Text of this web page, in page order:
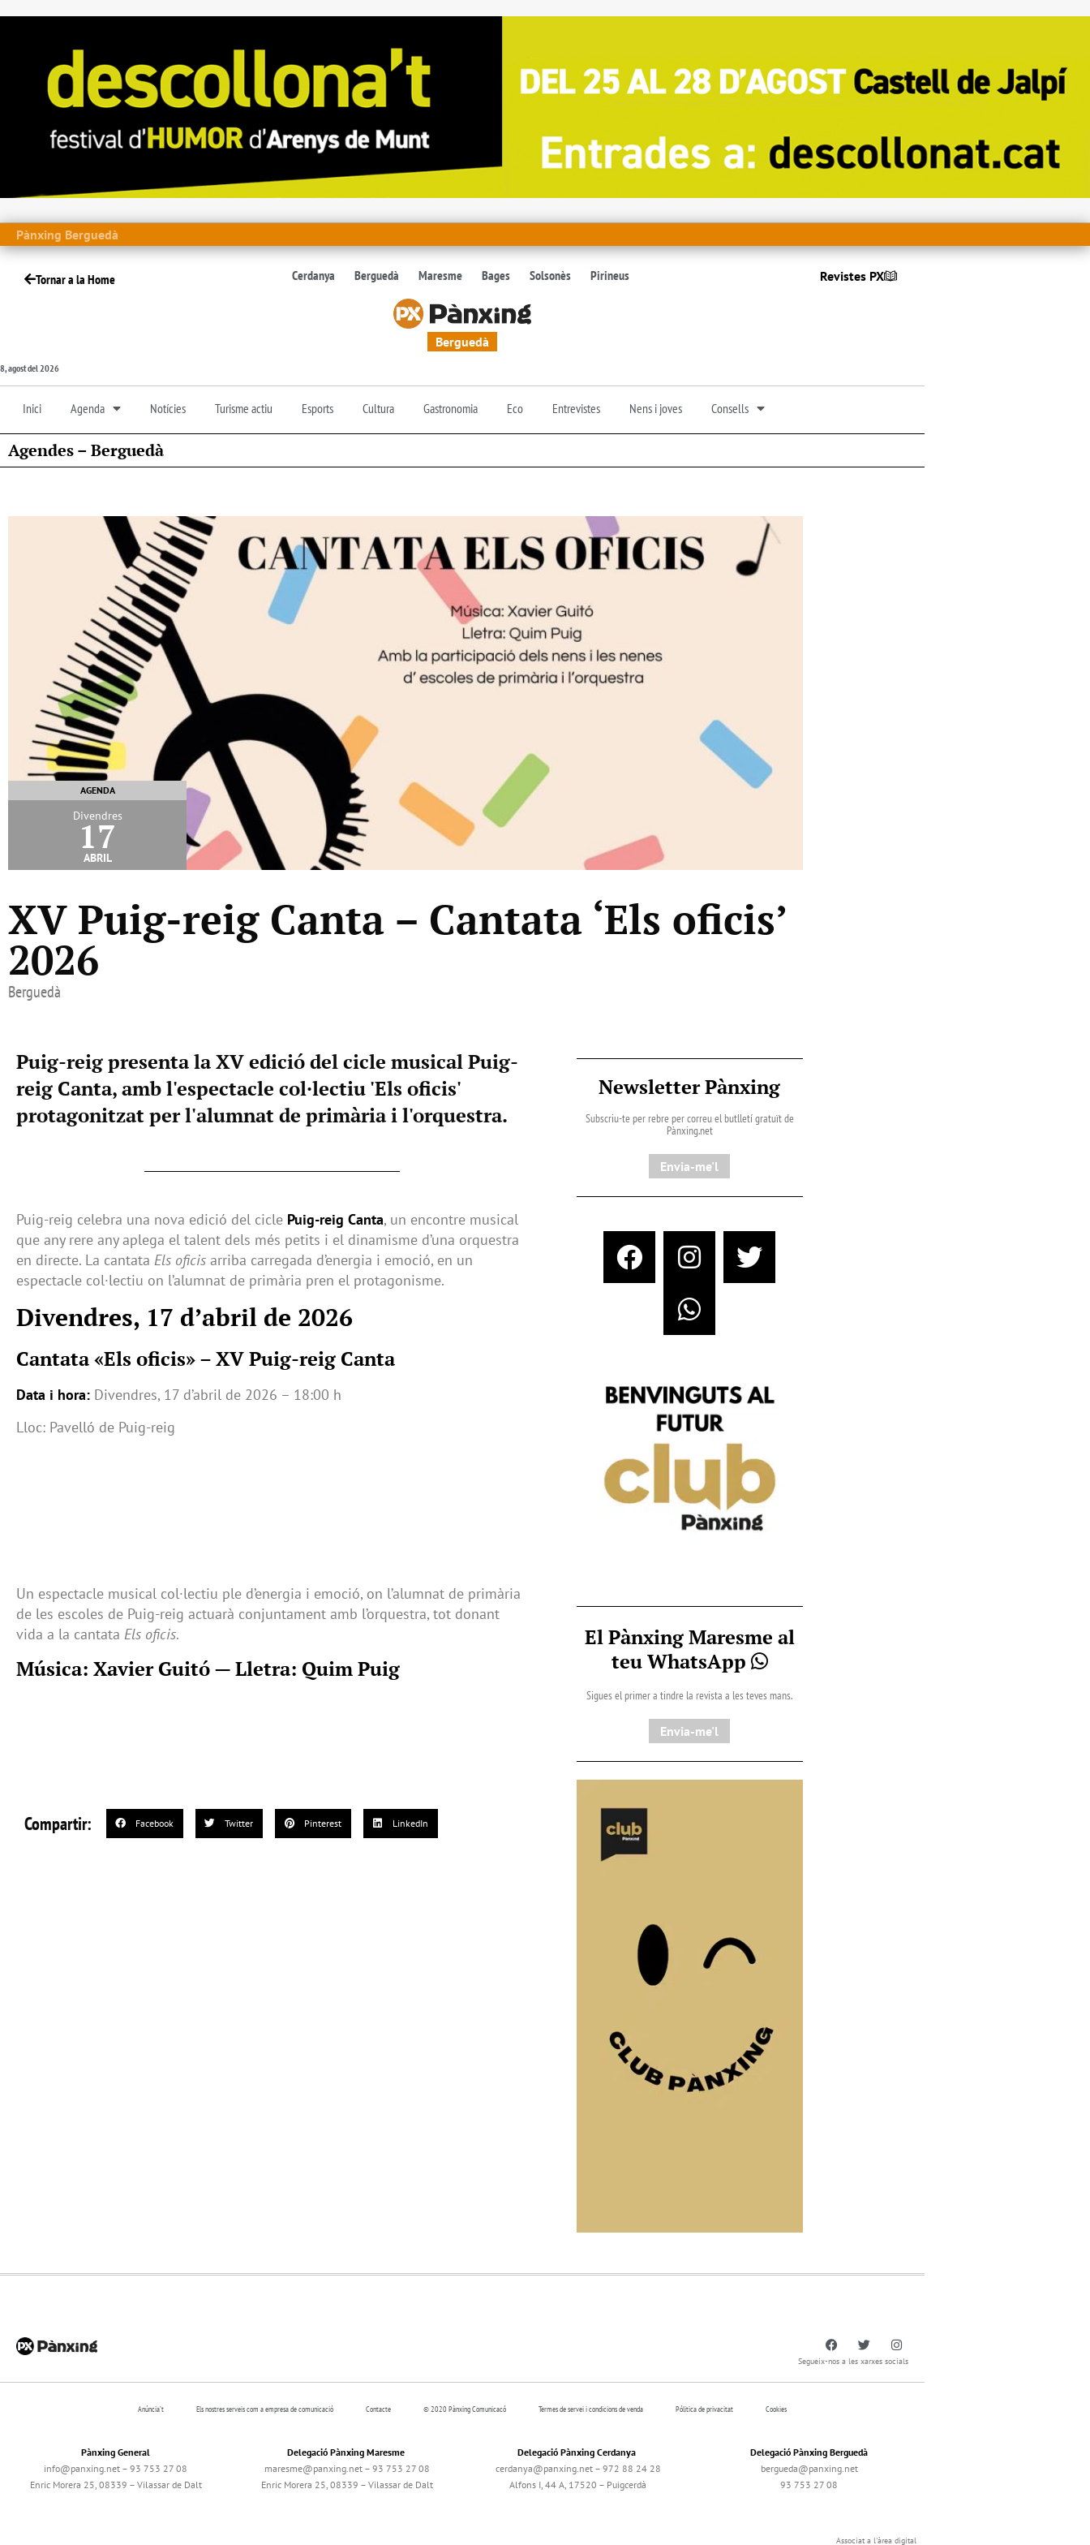
Pànxing Berguedà
Tornar a la Home Cerdanya Berguedà Maresme Bages Solsonès Pirineus Revistes PX
Berguedà
8, agost del 2026
Inici Agenda Notícies Turisme actiu Esports Cultura Gastronomia Eco Entrevistes Nens i joves Consells
Agendes – Berguedà
AGENDA
Divendres
17
abril
XV Puig-reig Canta – Cantata ‘Els oficis’
2026
Berguedà
Puig-reig presenta la XV edició del cicle musical Puig-
reig Canta, amb l'espectacle col·lectiu 'Els oficis'
protagonitzat per l'alumnat de primària i l'orquestra.
Puig-reig celebra una nova edició del cicle Puig-reig Canta, un encontre musical
que any rere any aplega el talent dels més petits i el dinamisme d’una orquestra
en directe. La cantata Els oficis arriba carregada d’energia i emoció, en un
espectacle col·lectiu on l’alumnat de primària pren el protagonisme.
Divendres, 17 d’abril de 2026
Cantata «Els oficis» – XV Puig-reig Canta
Data i hora: Divendres, 17 d’abril de 2026 – 18:00 h
Lloc: Pavelló de Puig-reig
Un espectacle musical col·lectiu ple d’energia i emoció, on l’alumnat de primària
de les escoles de Puig-reig actuarà conjuntament amb l’orquestra, tot donant
vida a la cantata Els oficis.
Música: Xavier Guitó — Lletra: Quim Puig
Compartir: Facebook Twitter Pinterest LinkedIn
Newsletter Pànxing
Subscriu-te per rebre per correu el butlletí gratuït de
Pànxing.net​
Envia-me'l
El Pànxing Maresme al
teu WhatsApp
Sigues el primer a tindre la revista a les teves mans.
Envia-me'l
Segueix-nos a les xarxes socials
Anúncia’t Els nostres serveis com a empresa de comunicació Contacte © 2020 Pànxing Comunicacó Termes de servei i condicions de venda Pólitica de privacitat Cookies
Pànxing General
info@panxing.net – 93 753 27 08
Enric Morera 25, 08339 – Vilassar de Dalt
Delegació Pànxing Maresme
maresme@panxing.net – 93 753 27 08
Enric Morera 25, 08339 – Vilassar de Dalt
Delegació Pànxing Cerdanya
cerdanya@panxing.net – 972 88 24 28
Alfons I, 44 A, 17520 – Puigcerdà
Delegació Pànxing Berguedà
bergueda@panxing.net
93 753 27 08
Associat a l'àrea digital